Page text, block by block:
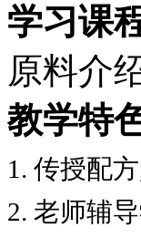
学习课
原料介
教学特
1. 传授配
2. 老师辅